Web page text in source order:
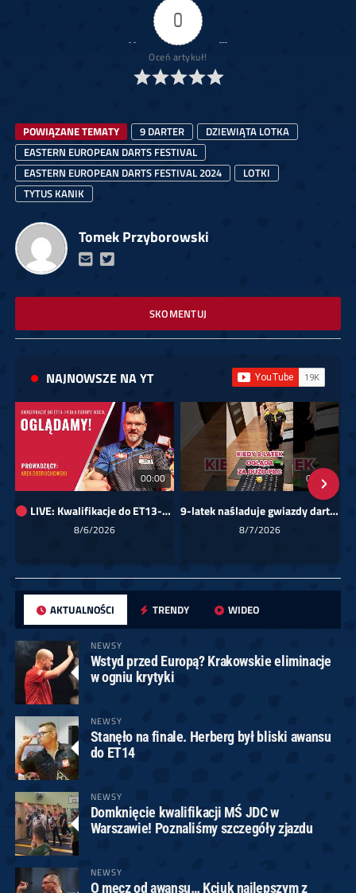
0
Oceń artykuł!
POWIĄZANE TEMATY 9 DARTER
DZIEWIĄTA LOTKA
EASTERN EUROPEAN DARTS FESTIVAL
EASTERN EUROPEAN DARTS FESTIVAL 2024
LOTKI
TYTUS KANIK
Tomek Przyborowski
SKOMENTUJ
NAJNOWSZE NA YT
00:00
LIVE: Kwalifikacje do ET13-14 dla Europy Wschodniej
8/6/2026
01:08
9-latek naśladuje gwiazdy darta!
8/7/2026
AKTUALNOŚCI TRENDY WIDEO
NEWSY
Wstyd przed Europą? Krakowskie eliminacje
w ogniu krytyki
NEWSY
Stanęło na finale. Herberg był bliski awansu
do ET14
NEWSY
Domknięcie kwalifikacji MŚ JDC w
Warszawie! Poznaliśmy szczegóły zjazdu
NEWSY
O mecz od awansu… Kciuk najlepszym z